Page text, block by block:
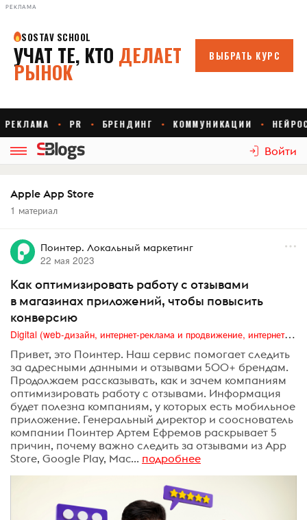
РЕКЛАМА
Войти
Apple App Store
1 материал
Поинтер. Локальный маркетинг
22 мая 2023
Как оптимизировать работу с отзывами
в магазинах приложений, чтобы повысить
конверсию
Digital (web-дизайн, интернет-реклама и продвижение, интернет-сообщества и блоги, интернет-коммуникации, мобильный маркетинг, реклама на цифровых экранах)
Привет, это Поинтер. Наш сервис помогает следить
за адресными данными и отзывами 500+ брендам.
Продолжаем рассказывать, как и зачем компаниям
оптимизировать работу с отзывами. Информация
будет полезна компаниям, у которых есть мобильное
приложение. Генеральный директор и сооснователь
компании Поинтер Артем Ефремов раскрывает 5
причин, почему важно следить за отзывами из App
Store, Google Play, Mac... подробнее